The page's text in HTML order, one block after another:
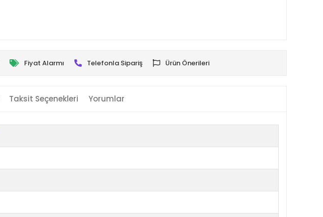
Fiyat Alarmı Telefonla Sipariş Ürün Önerileri
Taksit Seçenekleri Yorumlar